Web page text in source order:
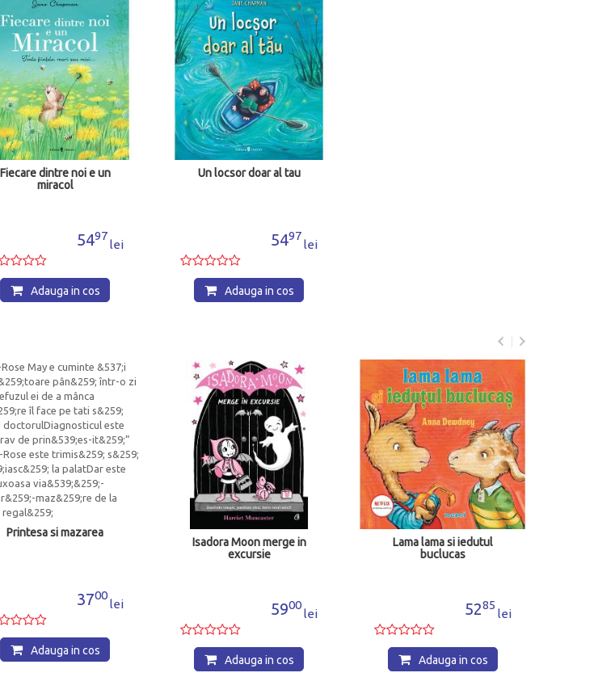
Fiecare dintre noi e un
miracol
5497
lei
Adauga in cos
Un locsor doar al tau
5497
lei
Adauga in cos
Printesa si mazarea
3700
lei
Adauga in cos
Isadora Moon merge in
excursie
5900
lei
Adauga in cos
Lama lama si iedutul
buclucas
5285
lei
Adauga in cos